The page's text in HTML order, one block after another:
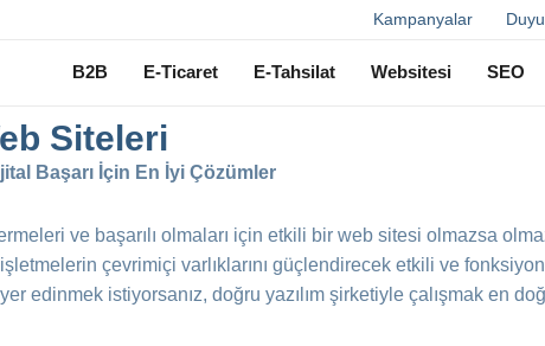
Kampanyalar
B2B E-Ticaret E-Tahsilat Websitesi SEO
Siteleri
Başarı İçin En İyi Çözümler
ve başarılı olmaları için etkili bir web sitesi olmazsa
çevrimiçi varlıklarını güçlendirecek etkili ve
edinmek istiyorsanız, doğru yazılım şirketiyle çalışmak en